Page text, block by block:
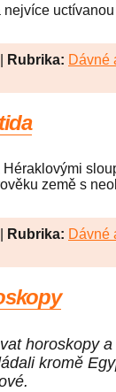
nejvíce
Rubrika: Dávné
země s
Rubrika: Dávné
horoskopy
kromě